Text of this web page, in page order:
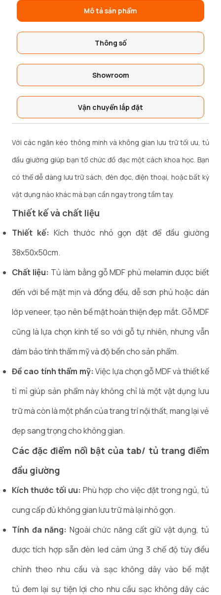
Mô tả sản phẩm
Thông số
Showroom
Vận chuyển lắp đặt
Với các ngăn kéo thông minh và không gian lưu trữ tối ưu, tủ
đầu giường giúp bạn tổ chức đồ đạc một cách khoa học. Bạn
có thể dễ dàng lưu trữ sách, đèn đọc, điện thoại, hoặc bất kỳ
vật dụng nào khác mà bạn cần ngay trong tầm tay.
Thiết kế và chất liệu
Thiết kế:​​​​Kích thước nhỏ gọn đặt để đầu giường
38x50x50cm.
Chất liệu: Tủ làm bằng gỗ MDF phủ melamin được biết
đến với bề mặt mịn và đồng đều, dễ sơn phủ hoặc dán
lớp veneer, tạo nên bề mặt hoàn thiện đẹp mắt. Gỗ MDF
cũng là lựa chọn kinh tế so với gỗ tự nhiên, nhưng vẫn
đảm bảo tính thẩm mỹ và độ bền cho sản phẩm.
Đề cao tính thẩm mỹ:Việc lựa chọn gỗ MDF và thiết kế
tỉ mỉ giúp sản phẩm này không chỉ là một vật dụng lưu
trữ mà còn là một phần của trang trí nội thất, mang lại vẻ
đẹp sang trọng cho không gian.
Các đặc điểm nổi bật của tab/ tủ trang điểm
đầu giường
Kích thước tối ưu: Phù hợp cho việc đặt trong ngủ, tủ
cung cấp đủ không gian lưu trữ mà lại nhỏ gọn.
Tính đa năng: Ngoài chức năng cất giữ vật dụng, tủ
được tích hợp sẵn đèn led cảm ứng 3 chế độ tùy điều
chỉnh theo nhu cầu và sạc không dây vào bề mặt
tủ đem lại sự tiện lợi cho nhu cầu sạc không dây các